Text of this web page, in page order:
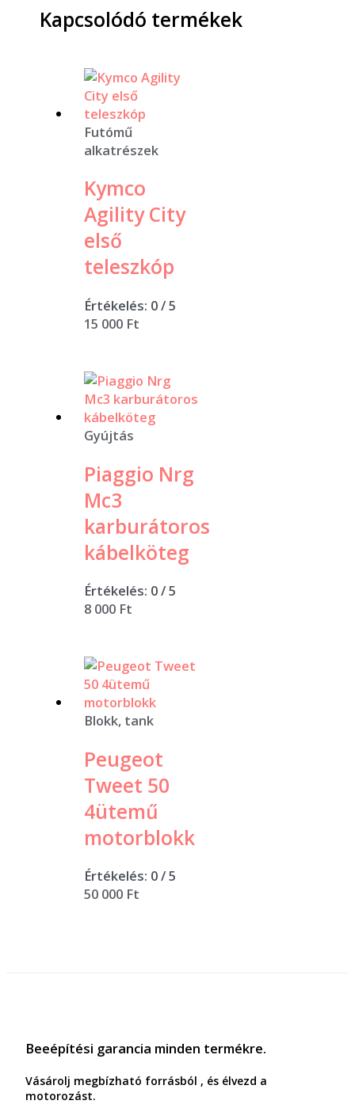
Kapcsolódó termékek
Futómű
alkatrészek
Kymco
Agility City
első
teleszkóp
Értékelés: 0/ 5
15 000 Ft
Gyújtás
Piaggio Nrg
Mc3
karburátoros
kábelköteg
Értékelés: 0/ 5
8 000 Ft
Blokk, tank
Peugeot
Tweet 50
4ütemű
motorblokk
Értékelés: 0/ 5
50 000 Ft
Beeépítési garancia minden termékre.
Vásárolj megbízható forrásból , és élvezd a
motorozást.